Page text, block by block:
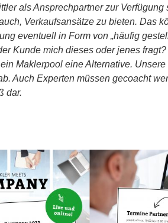
als Ansprechpartner zur
Verkaufsansätze zu bieten. Das
eventuell in Form von „häufig
Kunde mich dieses oder jenes
Maklerpool eine Alternative.
Auch Experten müssen gecoacht
dar.